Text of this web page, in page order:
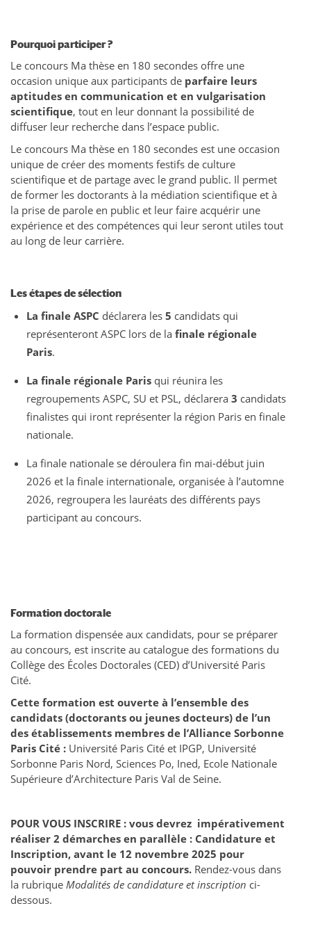
Pourquoi participer ?
Le concours Ma thèse en 180 secondes offre une
occasion unique aux participants de parfaire leurs
aptitudes en communication et en vulgarisation
scientifique, tout en leur donnant la possibilité de
diffuser leur recherche dans l’espace public.
Le concours Ma thèse en 180 secondes est une occasion
unique de créer des moments festifs de culture
scientifique et de partage avec le grand public. Il permet
de former les doctorants à la médiation scientifique et à
la prise de parole en public et leur faire acquérir une
expérience et des compétences qui leur seront utiles tout
au long de leur carrière.
Les étapes de sélection
La finale ASPC déclarera les5 candidats qui
représenteront ASPC lors de la finale régionale
Paris.
La finale régionale Parisqui réunira les
regroupements ASPC, SU et PSL, déclarera 3 candidats
finalistes qui iront représenter la région Paris en finale
nationale.
La finale nationale se déroulera fin mai-début juin
2026 et la finale internationale, organisée à l’automne
2026, regroupera les lauréats des différents pays
participant au concours.
Formation doctorale
La formation dispensée aux candidats, pour se préparer
au concours, est inscrite au catalogue des formations du
Collège des Écoles Doctorales (CED) d’Université Paris
Cité.
Cette formation est ouverte à l’ensemble des
candidats (doctorants ou jeunes docteurs) de l’un
des établissements membres de l’Alliance Sorbonne
Paris Cité : Université Paris Cité et IPGP, Université
Sorbonne Paris Nord, Sciences Po, Ined, Ecole Nationale
Supérieure d’Architecture Paris Val de Seine.
POUR VOUS INSCRIRE : vous devrez impérativement
réaliser 2 démarches en parallèle : Candidature et
Inscription, avant le 12 novembre 2025 pour
pouvoir prendre part au concours. Rendez-vous dans
la rubrique Modalités de candidature et inscription ci-
dessous.